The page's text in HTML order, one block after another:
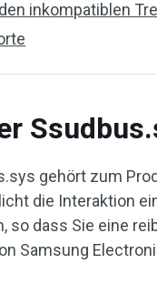
inkompatiblen
gehört zum
die Interaktion
so dass Sie eine
Samsung